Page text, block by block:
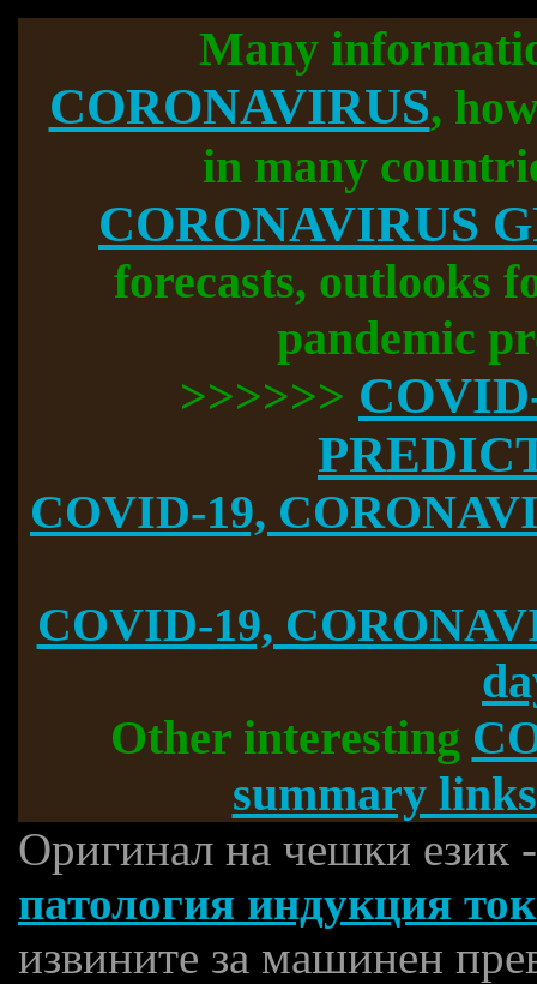
Many
CORONAVIRUS,
in many
CORONAVIRUS
forecasts, outlooks
pandemic
>>>>>>
COVID-19,
COVID-19,
Other interesting
summary
Оригинал на чешки език
патология индукция
извините за машинен